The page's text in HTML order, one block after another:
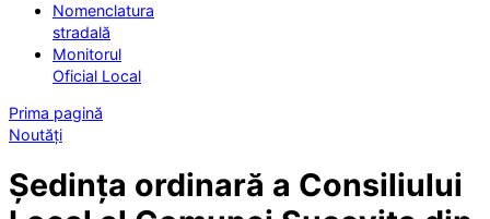
Nomenclatura
stradală
Monitorul
Oficial Local
Prima pagină
Noutăți
Ședința ordinară a Consiliului